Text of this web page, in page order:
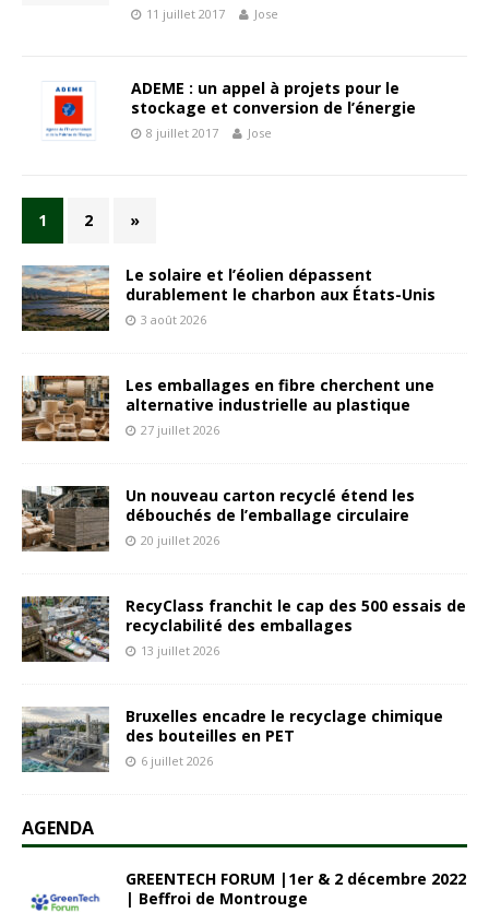
11 juillet 2017 Jose
ADEME : un appel à projets pour le
stockage et conversion de l’énergie
8 juillet 2017 Jose
1 2 »
Le solaire et l’éolien dépassent
durablement le charbon aux États-Unis
3 août 2026
Les emballages en fibre cherchent une
alternative industrielle au plastique
27 juillet 2026
Un nouveau carton recyclé étend les
débouchés de l’emballage circulaire
20 juillet 2026
RecyClass franchit le cap des 500 essais de
recyclabilité des emballages
13 juillet 2026
Bruxelles encadre le recyclage chimique
des bouteilles en PET
6 juillet 2026
AGENDA
GREENTECH FORUM |1er & 2 décembre 2022
| Beffroi de Montrouge